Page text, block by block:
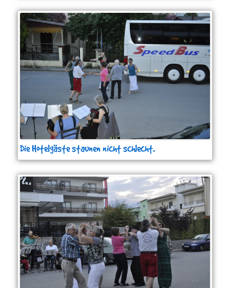
Die Hotelgäste staunen nicht schlecht.